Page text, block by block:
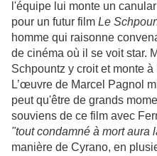
l'équipe lui monte un
pour un futur film Le
homme qui raisonne
de cinéma où il se voit star.
Schpountz y croit et monte à
L’œuvre de Marcel Pagnol
peut qu'être de grands
souviens de ce film avec
"tout condamné à mort aura
manière de Cyrano, en